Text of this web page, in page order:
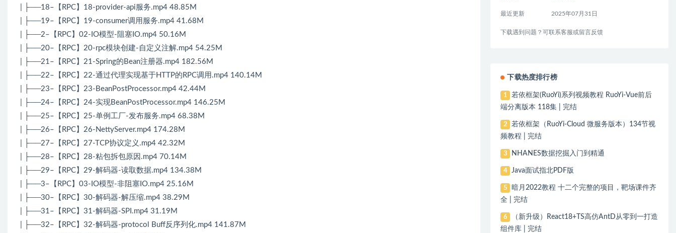
| ├──18–【RPC】18-provider-api服务.mp4 48.85M
| ├──19–【RPC】19-consumer调用服务.mp4 41.68M
| ├──2–【RPC】02-IO模型-阻塞IO.mp4 50.16M
| ├──20–【RPC】20-rpc模块创建-自定义注解.mp4 54.25M
| ├──21–【RPC】21-Spring的Bean注册器.mp4 182.56M
| ├──22–【RPC】22-通过代理实现基于HTTP的RPC调用.mp4 140.14M
| ├──23–【RPC】23-BeanPostProcessor.mp4 42.44M
| ├──24–【RPC】24-实现BeanPostProcessor.mp4 146.25M
| ├──25–【RPC】25-单例工厂-发布服务.mp4 68.38M
| ├──26–【RPC】26-NettyServer.mp4 174.28M
| ├──27–【RPC】27-TCP协议定义.mp4 42.32M
| ├──28–【RPC】28-粘包拆包原因.mp4 70.14M
| ├──29–【RPC】29-解码器-读取数据.mp4 134.38M
| ├──3–【RPC】03-IO模型-非阻塞IO.mp4 25.16M
| ├──30–【RPC】30-解码器-解压缩.mp4 38.29M
| ├──31–【RPC】31-解码器-SPI.mp4 31.19M
| ├──32–【RPC】32-解码器-protocol Buff反序列化.mp4 141.87M
最近更新 2025年07月31日
下载遇到问题？可联系客服或留言反馈
下载热度排行榜
1
若依框架(RuoYi)系列视频教程 RuoYi-Vue前后
端分离版本 118集 | 完结
2
若依框架（RuoYi-Cloud 微服务版本）134节视
频教程 | 完结
3 NHANES数据挖掘入门到精通
4 Java面试指北PDF版
5
暗月2022教程 十二个完整的项目，靶场课件齐
全 | 完结
6
（新升级）React18+TS高仿AntD从零到一打造
组件库 | 完结